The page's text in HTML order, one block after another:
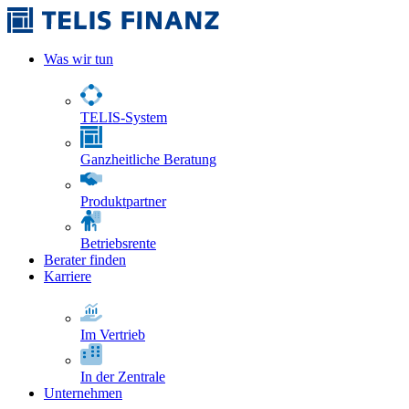
Was wir tun
TELIS-System
Ganzheitliche Beratung
Produktpartner
Betriebsrente
Berater finden
Karriere
Im Vertrieb
In der Zentrale
Unternehmen